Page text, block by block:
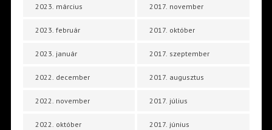
2023. március
2023. február
2023. január
2022. december
2022. november
2022. október
2017. november
2017. október
2017. szeptember
2017. augusztus
2017. július
2017. június